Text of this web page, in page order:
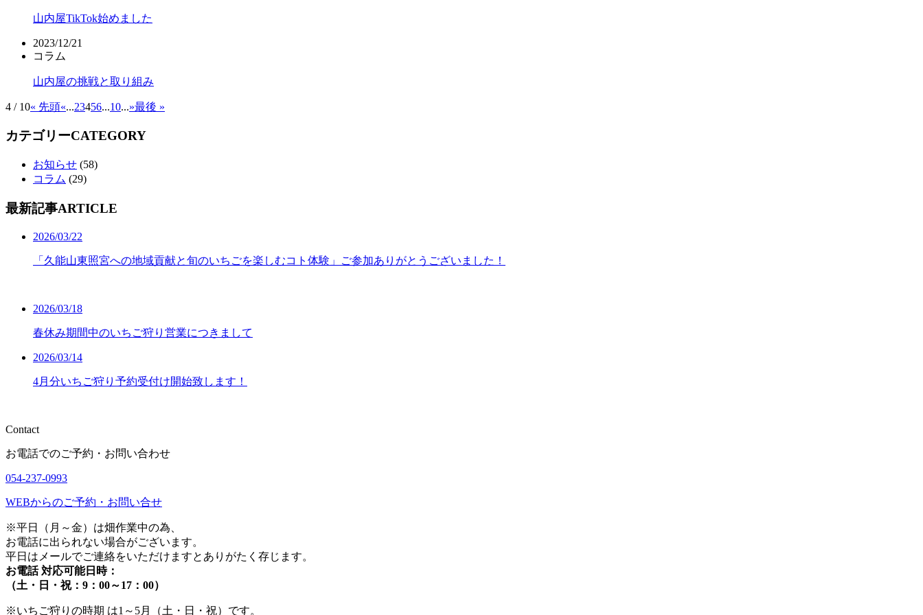
山内屋TikTok始めました
2023/12/21
コラム
山内屋の挑戦と取り組み
4 / 10« 先頭«...23456...10...»最後 »
カテゴリーCATEGORY
お知らせ (58)
コラム (29)
最新記事ARTICLE
2026/03/22
「久能山東照宮への地域貢献と旬のいちごを楽しむコト体験」ご参加ありがとうございました！
2026/03/18
春休み期間中のいちご狩り営業につきまして
2026/03/14
4月分いちご狩り予約受付け開始致します！
Contact
お電話でのご予約・お問い合わせ
054-237-0993
WEBからのご予約・お問い合せ
※平⽇（⽉～⾦）は畑作業中の為、
お電話に出られない場合がございます。
平日はメールでご連絡をいただけますとありがたく存じます。
お電話 対応可能日時：
（⼟・⽇・祝：9：00～17：00）
※いちご狩りの時期 は1～5⽉（⼟・⽇・祝）です。